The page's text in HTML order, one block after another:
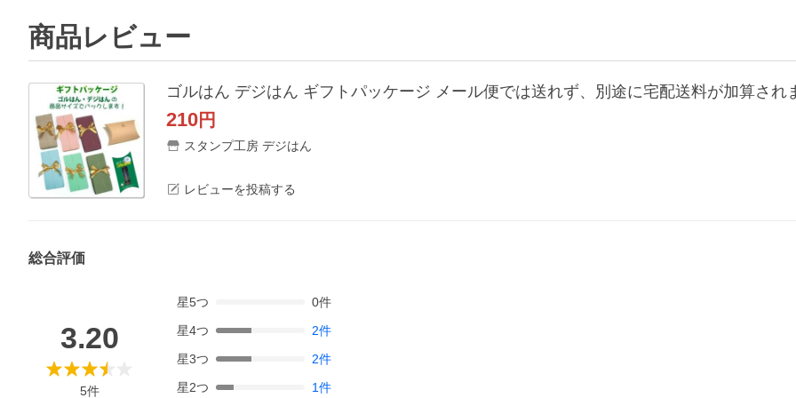
商品レビュー
ゴルはん デジはん ギフトパッケージ メール便では送れず、別途に宅配送料が加算され
210円
スタンプ工房 デジはん
レビューを投稿する
総合評価
3.20
5件
星5つ 0件
星4つ 2件
星3つ 2件
星2つ 1件